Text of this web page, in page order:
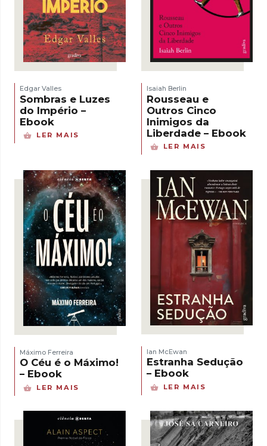
Edgar Valles
Sombras e Luzes
do Império –
Ebook
LER MAIS
Isaiah Berlin
Rousseau e
Outros Cinco
Inimigos da
Liberdade – Ebook
LER MAIS
Máximo Ferreira
O Céu é o Máximo!
– Ebook
LER MAIS
Ian McEwan
Estranha Sedução
– Ebook
LER MAIS